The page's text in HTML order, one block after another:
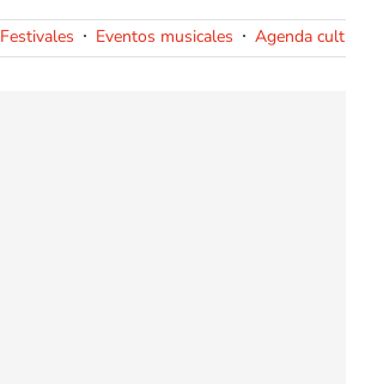
Festivales Eventos musicales Agenda